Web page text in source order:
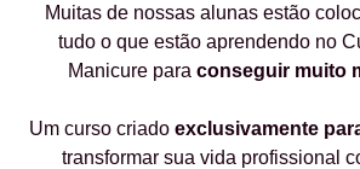
Muitas de nossas alunas estão
tudo o que estão aprendendo no
Manicure para conseguir muito
Um curso criado exclusivamente
transformar sua vida profissional